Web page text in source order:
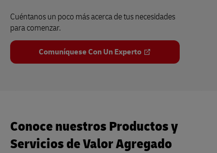
Cuéntanos un poco más acerca de tus necesidades
para comenzar.
Comuníquese Con Un Experto
Conoce nuestros Productos y
Servicios de Valor Agregado